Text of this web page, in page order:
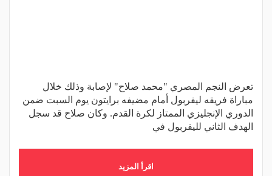
تعرض النجم المصري "محمد صلاح" لإصابة وذلك خلال
مباراة فريقه ليفربول أمام مضيفه برايتون يوم السبت ضمن
الدوري الإنجليزي الممتاز لكرة القدم. وكان صلاح قد سجل
الهدف الثاني لليفربول في
اقرأ المزيد